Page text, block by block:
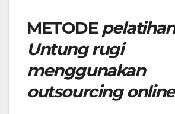
METODE pelatihan
Untung rugi
menggunakan
outsourcing